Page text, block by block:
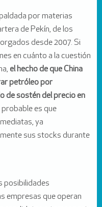
por materias
de Pekín, de los
desde 2007. Si
en cuánto a la cuestión
el hecho de que China
petróleo por
de sostén del precio en
probable es que
ya
sus stocks durante
posibilidades
empresas que operan